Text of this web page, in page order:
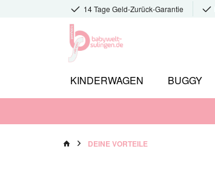
14 Tage Geld-Zurück-Garantie
KINDERWAGEN BUGGY
DEINE VORTEILE